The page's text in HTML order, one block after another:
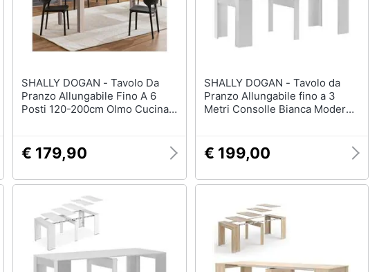
SHALLY DOGAN - Tavolo Da
Pranzo Allungabile Fino A 6
Posti 120-200cm Olmo Cucina
€ 179,90
SHALLY DOGAN - Tavolo da
Pranzo Allungabile fino a 3
Metri Consolle Bianca Moderna
€ 199,00